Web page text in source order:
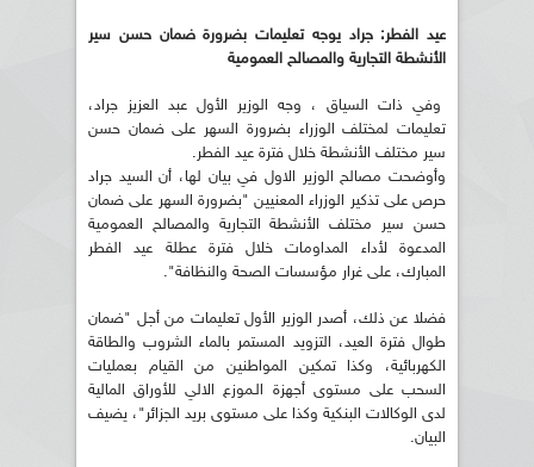
عيد الفطر: جراد يوجه تعليمات بضرورة ضمان حسن سير
الأنشطة التجارية والمصالح العمومية
وفي ذات السياق ، وجه الوزير الأول عبد العزيز جراد،
تعليمات لمختلف الوزراء بضرورة السهر على ضمان حسن
سير مختلف الأنشطة خلال فترة عيد الفطر.
وأوضحت مصالح الوزير الاول في بيان لها، أن السيد جراد
حرص على تذكير الوزراء المعنيين "بضرورة السهر على ضمان
حسن سير مختلف الأنشطة التجارية والمصالح العمومية
المدعوة لأداء المداومات خلال فترة عطلة عيد الفطر
المبارك، على غرار مؤسسات الصحة والنظافة".
فضلا عن ذلك، أصدر الوزير الأول تعليمات من أجل "ضمان
طوال فترة العيد، التزويد المستمر بالماء الشروب والطاقة
الكهربائية، وكذا تمكين المواطنين من القيام بعمليات
السحب على مستوى أجهزة الـموزع الالي للأوراق المالية
لدى الوكالات البنكية وكذا على مستوى بريد الجزائر"، يضيف
البيان.